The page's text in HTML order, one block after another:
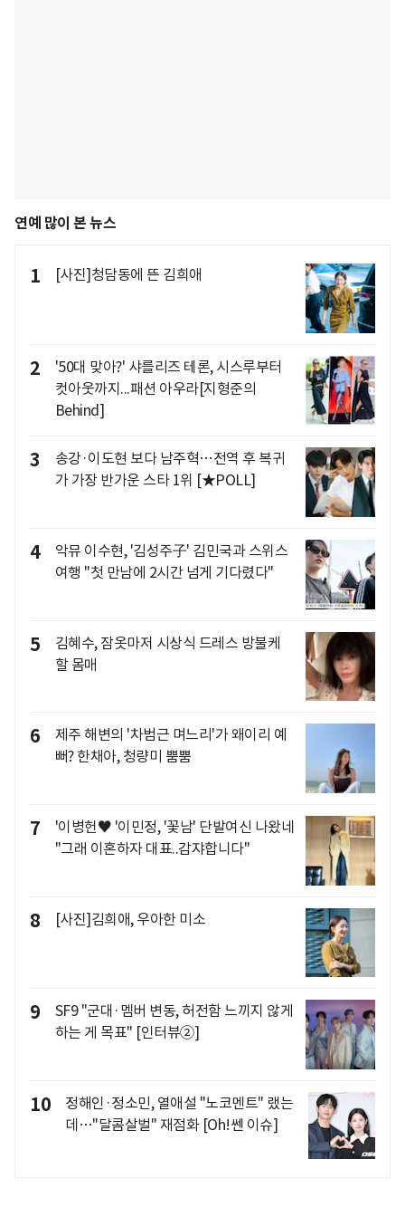
연예 많이 본 뉴스
1 [사진]청담동에 뜬 김희애
2
'50대 맞아?' 샤를리즈 테론, 시스루부터
컷아웃까지...패션 아우라[지형준의
Behind]
3
송강·이도현 보다 남주혁…전역 후 복귀
가 가장 반가운 스타 1위 [★POLL]
4
악뮤 이수현, '김성주子' 김민국과 스위스
여행 "첫 만남에 2시간 넘게 기다렸다"
5
김혜수, 잠옷마저 시상식 드레스 방불케
할 몸매
6
제주 해변의 '차범근 며느리'가 왜이리 예
뻐? 한채아, 청량미 뿜뿜
7
'이병헌♥ '이민정, '꽃남' 단발여신 나왔네
"그래 이혼하자 대표..감쟈합니다"
8 [사진]김희애, 우아한 미소
9
SF9 "군대·멤버 변동, 허전함 느끼지 않게
하는 게 목표" [인터뷰②]
10
정해인·정소민, 열애설 "노코멘트" 랬는
데…"달콤살벌" 재점화 [Oh!쎈 이슈]